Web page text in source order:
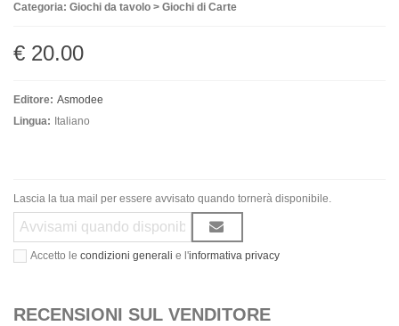
Categoria: Giochi da tavolo > Giochi di Carte
€ 20.00
Editore: Asmodee
Lingua: Italiano
Lascia la tua mail per essere avvisato quando tornerà disponibile.
Accetto le condizioni generali e l'informativa privacy
RECENSIONI SUL VENDITORE